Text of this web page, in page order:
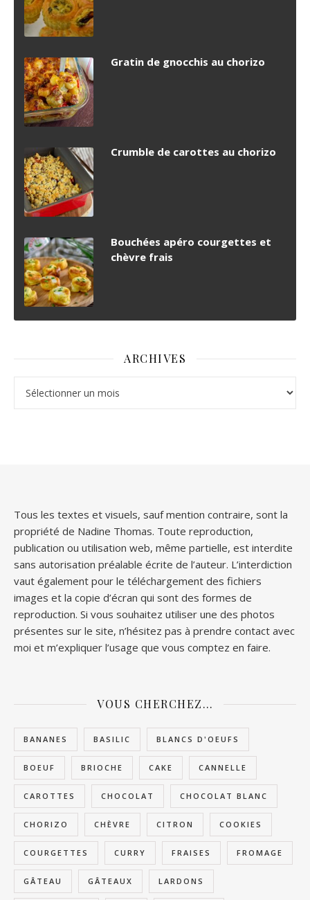
Gratin de gnocchis au chorizo
Crumble de carottes au chorizo
Bouchées apéro courgettes et
chèvre frais
ARCHIVES
Tous les textes et visuels, sauf mention contraire, sont la
propriété de Nadine Thomas. Toute reproduction,
publication ou utilisation web, même partielle, est interdite
sans autorisation préalable écrite de l’auteur. L’interdiction
vaut également pour le téléchargement des fichiers
images et la copie d’écran qui sont des formes de
reproduction. Si vous souhaitez utiliser une des photos
présentes sur le site, n’hésitez pas à prendre contact avec
moi et m’expliquer l’usage que vous comptez en faire.
VOUS CHERCHEZ…
BANANES BASILIC BLANCS D'OEUFS
BOEUF BRIOCHE CAKE CANNELLE
CAROTTES CHOCOLAT CHOCOLAT BLANC
CHORIZO CHÈVRE CITRON COOKIES
COURGETTES CURRY FRAISES FROMAGE
GÂTEAU GÂTEAUX LARDONS